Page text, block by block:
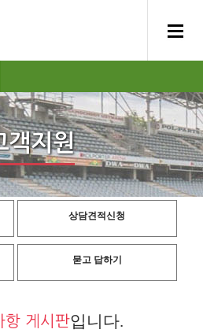
객지원
상담견적신청
묻고 답하기
항 게시판입니다.